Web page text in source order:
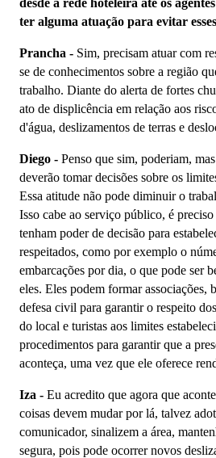
ter alguma atuação para evitar
Prancha - Sim, precisam atuar com
se de conhecimentos sobre a região
trabalho. Diante do alerta de fortes
ato de displicência em relação aos
d'água, deslizamentos de terras e
Diego - Penso que sim, poderiam,
deverão tomar decisões sobre os
Essa atitude não pode diminuir o
Isso cabe ao serviço público, é
tenham poder de decisão para
respeitados, como por exemplo o
embarcações por dia, o que pode ser
eles. Eles podem formar associações,
defesa civil para garantir o respeito
do local e turistas aos limites
procedimentos para garantir que a
aconteça, uma vez que ele oferece
Iza - Eu acredito que agora que
coisas devem mudar por lá, talvez
comunicador, sinalizem a área,
segura, pois pode ocorrer novos